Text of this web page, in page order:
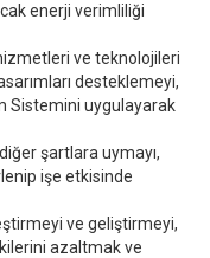
enerji verimliliği
ve teknolojileri
desteklemeyi,
Sistemini uygulayarak
şartlara uymayı,
işe etkisinde
ve geliştirmeyi,
azaltmak ve